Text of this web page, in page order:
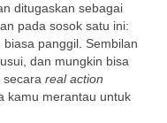
ditugaskan sebagai
pada sosok satu ini:
panggil. Sembilan
dan mungkin bisa
secara real action
kamu merantau untuk